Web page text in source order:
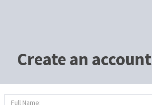
Create an account